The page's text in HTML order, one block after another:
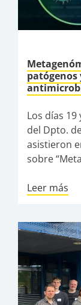
patógenos
Los días
del Dpto.
asistieron
sobre
Leer más